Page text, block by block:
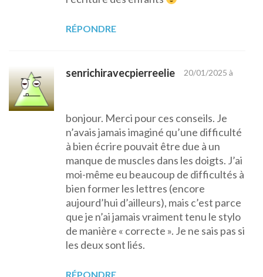
RÉPONDRE
senrichiravecpierreelie 20/01/2025 à
bonjour. Merci pour ces conseils. Je
n’avais jamais imaginé qu’une difficulté
à bien écrire pouvait être due à un
manque de muscles dans les doigts. J’ai
moi-même eu beaucoup de difficultés à
bien former les lettres (encore
aujourd’hui d’ailleurs), mais c’est parce
que je n’ai jamais vraiment tenu le stylo
de manière « correcte ». Je ne sais pas si
les deux sont liés.
RÉPONDRE